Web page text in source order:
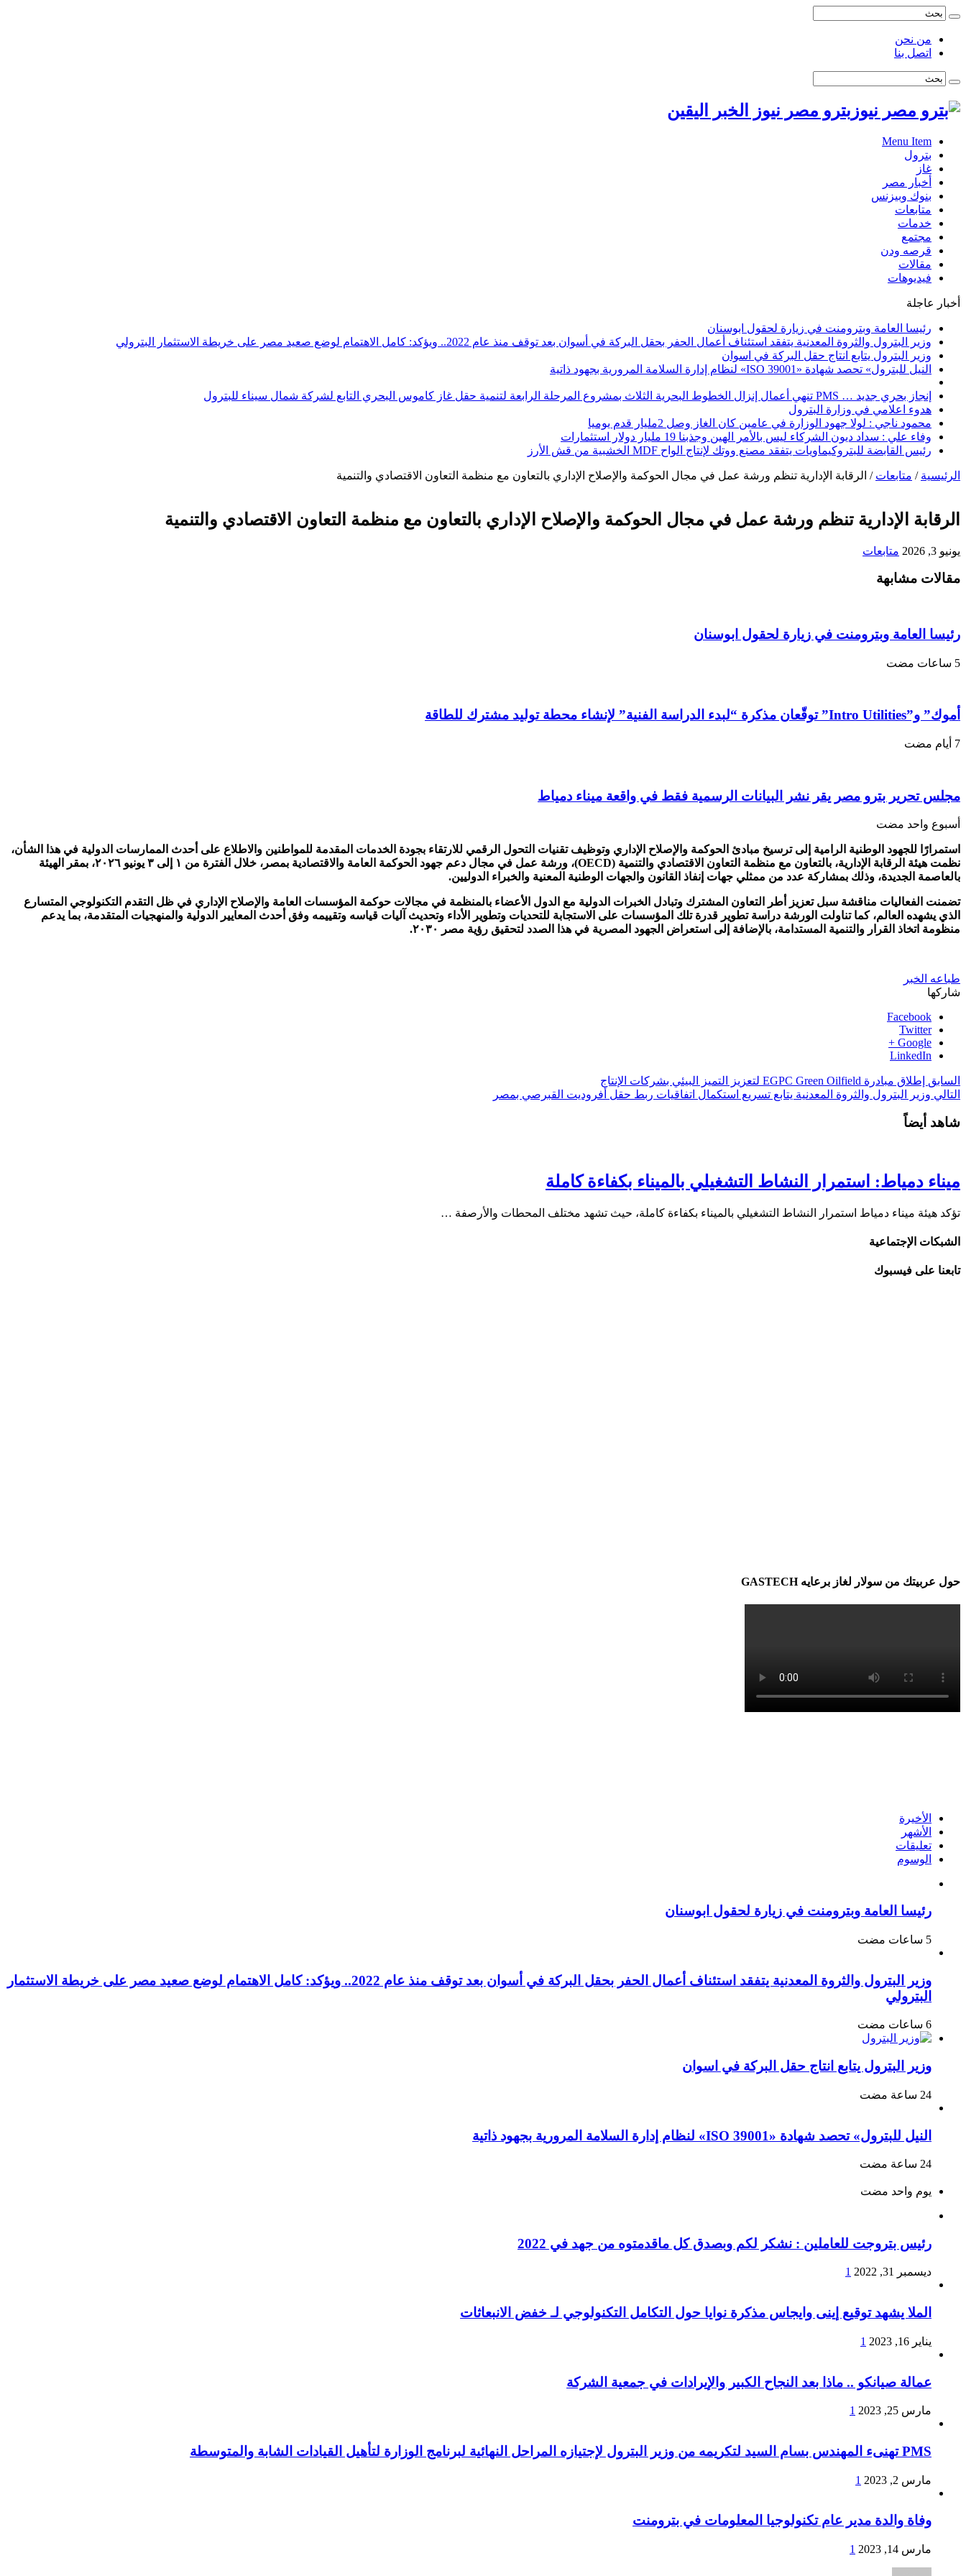
من نحن
اتصل بنا
بترو مصر نيوز الخبر اليقين
Menu Item
بترول
غاز
أخبار مصر
بنوك وبيزنس
متابعات
خدمات
مجتمع
قرصه ودن
مقالات
فيديوهات
أخبار عاجلة
رئيسا العامة وبترومنت في زيارة لحقول ابوسنان
وزير البترول والثروة المعدنية يتفقد استئناف أعمال الحفر بحقل البركة في أسوان بعد توقف منذ عام 2022.. ويؤكد: كامل الاهتمام لوضع صعيد مصر على خريطة الاستثمار البترولي
وزير البترول يتابع انتاج حقل البركة في اسوان
النيل للبترول» تحصد شهادة «ISO 39001» لنظام إدارة السلامة المرورية بجهود ذاتية
إنجاز بحري جديد … PMS تنهي أعمال إنزال الخطوط البحرية الثلاث بمشروع المرحلة الرابعة لتنمية حقل غاز كاموس البحري التابع لشركة شمال سيناء للبترول
هدوء اعلامي في وزارة البترول
محمود ناجي : لولا جهود الوزارة في عامين كان الغاز وصل 2مليار قدم يوميا
وفاء علي : سداد ديون الشركاء ليس بالأمر الهين وجذبنا 19 مليار دولار استثمارات
رئيس القابضة للبتروكيماويات يتفقد مصنع ووتك لإنتاج الواح MDF الخشبية من قش الأرز
الرئيسية / متابعات / الرقابة الإدارية تنظم ورشة عمل في مجال الحوكمة والإصلاح الإداري بالتعاون مع منظمة التعاون الاقتصادي والتنمية
الرقابة الإدارية تنظم ورشة عمل في مجال الحوكمة والإصلاح الإداري بالتعاون مع منظمة التعاون الاقتصادي والتنمية
يونيو 3, 2026 متابعات
مقالات مشابهة
رئيسا العامة وبترومنت في زيارة لحقول ابوسنان
أموك” و”Intro Utilities” توقّعان مذكرة “لبدء الدراسة الفنية” لإنشاء محطة توليد مشترك للطاقة
مجلس تحرير بترو مصر يقر نشر البيانات الرسمية فقط في واقعة ميناء دمياط
‏أسبوع واحد مضت
استمرارًا للجهود الوطنية الرامية إلى ترسيخ مبادئ الحوكمة والإصلاح الإداري وتوظيف تقنيات التحول الرقمي للارتقاء بجودة الخدمات المقدمة للمواطنين والاطلاع على أحدث الممارسات الدولية في هذا الشأن،
نظمت هيئة الرقابة الإدارية، بالتعاون مع منظمة التعاون الاقتصادي والتنمية (OECD)، ورشة عمل في مجال دعم جهود الحوكمة العامة والاقتصادية بمصر، خلال الفترة من ١ إلى ٣ يونيو ٢٠٢٦، بمقر الهيئة
بالعاصمة الجديدة، وذلك بمشاركة عدد من ممثلي جهات إنفاذ القانون والجهات الوطنية المعنية والخبراء الدوليين.
تضمنت الفعاليات مناقشة سبل تعزيز أطر التعاون المشترك وتبادل الخبرات الدولية مع الدول الأعضاء بالمنظمة في مجالات حوكمة المؤسسات العامة والإصلاح الإداري في ظل التقدم التكنولوجي المتسارع
الذي يشهده العالم، كما تناولت الورشة دراسة تطوير قدرة تلك المؤسسات على الاستجابة للتحديات وتطوير الأداء وتحديث آليات قياسه وتقييمه وفق أحدث المعايير الدولية والمنهجيات المتقدمة، بما يدعم
منظومة اتخاذ القرار والتنمية المستدامة، بالإضافة إلى استعراض الجهود المصرية في هذا الصدد لتحقيق رؤية مصر ٢٠٣٠.
طباعه الخبر
شاركها
Facebook
Twitter
Google +
LinkedIn
السابق إطلاق مبادرة EGPC Green Oilfield لتعزيز التميز البيئي بشركات الإنتاج
التالي وزير البترول والثروة المعدنية يتابع تسريع استكمال اتفاقيات ربط حقل أفروديت القبرصي بمصر
شاهد أيضاً
ميناء دمياط: استمرار النشاط التشغيلي بالميناء بكفاءة كاملة
تؤكد هيئة ميناء دمياط استمرار النشاط التشغيلي بالميناء بكفاءة كاملة، حيث تشهد مختلف المحطات والأرصفة …
الشبكات الإجتماعية
تابعنا على فيسبوك
حول عربيتك من سولار لغاز برعايه GASTECH
الأخيرة
الأشهر
تعليقات
الوسوم
رئيسا العامة وبترومنت في زيارة لحقول ابوسنان
وزير البترول والثروة المعدنية يتفقد استئناف أعمال الحفر بحقل البركة في أسوان بعد توقف منذ عام 2022.. ويؤكد: كامل الاهتمام لوضع صعيد مصر على خريطة الاستثمار
البترولي
وزير البترول يتابع انتاج حقل البركة في اسوان
النيل للبترول» تحصد شهادة «ISO 39001» لنظام إدارة السلامة المرورية بجهود ذاتية
‏يوم واحد مضت
رئيس بتروجت للعاملين : نشكر لكم وبصدق كل ماقدمتوه من جهد في 2022
ديسمبر 31, 2022 1
الملا يشهد توقيع إينى وايجاس مذكرة نوايا حول التكامل التكنولوجي لـ خفض الانبعاثات
يناير 16, 2023 1
عمالة صيانكو .. ماذا بعد النجاح الكبير والإيرادات في جمعية الشركة
مارس 25, 2023 1
PMS تهنىء المهندس بسام السيد لتكريمه من وزير البترول لإجتيازه المراحل النهائية لبرنامج الوزارة لتأهيل القيادات الشابة والمتوسطة
مارس 2, 2023 1
وفاة والدة مدير عام تكنولوجيا المعلومات في بترومنت
مارس 14, 2023 1